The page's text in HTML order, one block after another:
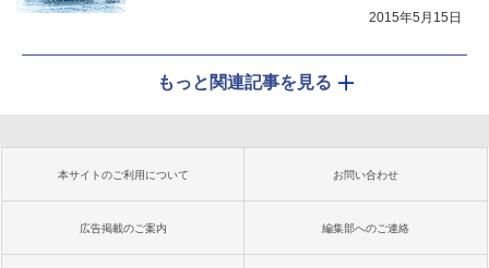
2015年5月15日
もっと関連記事を見る
本サイトのご利用について お問い合わせ
広告掲載のご案内 編集部へのご連絡